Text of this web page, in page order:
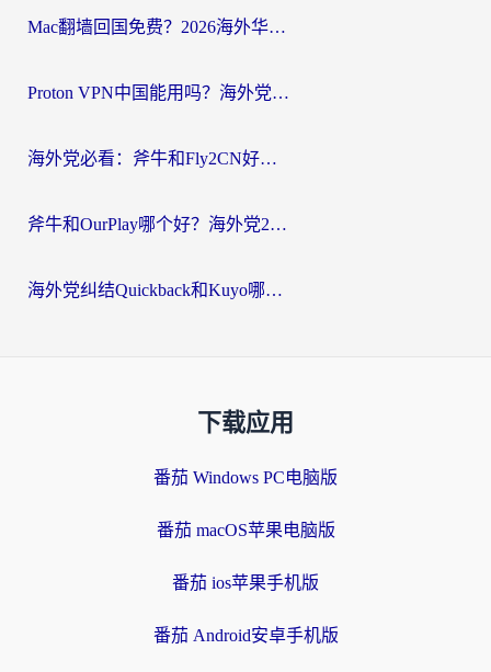
Mac翻墙回国免费？2026海外华人亲测：从CCTV5直播到国内APP，这样选加速器才靠谱
Proton VPN中国能用吗？海外党选回国加速器的避坑指南（附番茄加速器实测）
海外党必看：斧牛和Fly2CN好用吗？3招教你选对回国加速器（附免费试用攻略）
斧牛和OurPlay哪个好？海外党2026亲测：选对加速器，国内资源秒加载
海外党纠结Quickback和Kuyo哪个好？选对回国加速器才能无缝刷国内资源
下载应用
番茄 Windows PC电脑版
番茄 macOS苹果电脑版
番茄 ios苹果手机版
番茄 Android安卓手机版